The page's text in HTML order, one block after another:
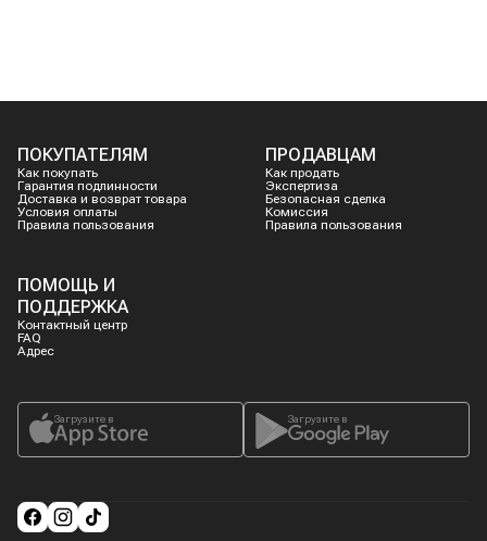
ПОКУПАТЕЛЯМ
Как покупать
Гарантия подлинности
Доставка и возврат товара
Условия оплаты
Правила пользования
ПРОДАВЦАМ
Как продать
Экспертиза
Безопасная сделка
Комиссия
Правила пользования
ПОМОЩЬ И
ПОДДЕРЖКА
Контактный центр
FAQ
Адрес
Загрузите в Загрузите в